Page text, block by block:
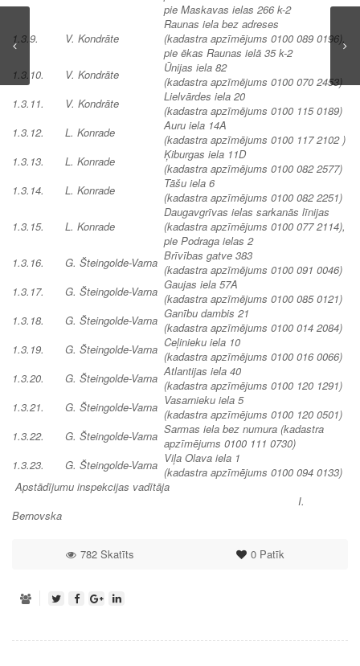
pie Maskavas ielas 266 k-2
1.3.9.
V. Kondrāte
Raunas iela bez adreses
(kadastra apzīmējums 0100 089 0196),
pie ēkas Raunas ielā 35 k-2
1.3.10.
V. Kondrāte
Ūnijas iela 82
(kadastra apzīmējums 0100 070 2453)
1.3.11.
V. Kondrāte
Lielvārdes iela 20
(kadastra apzīmējums 0100 115 0189)
1.3.12.
L. Konrade
Auru iela 14A
(kadastra apzīmējums 0100 117 2102 )
1.3.13.
L. Konrade
Ķiburgas iela 11D
(kadastra apzīmējums 0100 082 2577)
1.3.14.
L. Konrade
Tāšu iela 6
(kadastra apzīmējums 0100 082 2251)
1.3.15.
L. Konrade
Daugavgrīvas ielas sarkanās līnijas
(kadastra apzīmējums 0100 077 2114),
pie Podraga ielas 2
1.3.16.
G. Šteingolde-Varna Brīvības gatve 383
(kadastra apzīmējums 0100 091 0046)
1.3.17.
G. Šteingolde-Varna Gaujas iela 57A
(kadastra apzīmējums 0100 085 0121)
1.3.18.
G. Šteingolde-Varna Ganību dambis 21
(kadastra apzīmējums 0100 014 2084)
1.3.19.
G. Šteingolde-Varna Ceļinieku iela 10
(kadastra apzīmējums 0100 016 0066)
1.3.20.
G. Šteingolde-Varna Atlantijas iela 40
(kadastra apzīmējums 0100 120 1291)
1.3.21.
G. Šteingolde-Varna Vasarnieku iela 5
(kadastra apzīmējums 0100 120 0501)
1.3.22.
G. Šteingolde-Varna Sarmas iela bez numura (kadastra
apzīmējums 0100 111 0730)
1.3.23.
G. Šteingolde-Varna Viļa Olava iela 1
(kadastra apzīmējums 0100 094 0133)
Apstādījumu inspekcijas vadītāja
I.
Bernovska
0Patīk
782 Skatīts